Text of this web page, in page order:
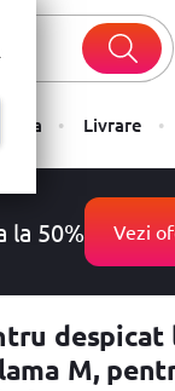
Livrare
la 50% Vezi
despicat
M,